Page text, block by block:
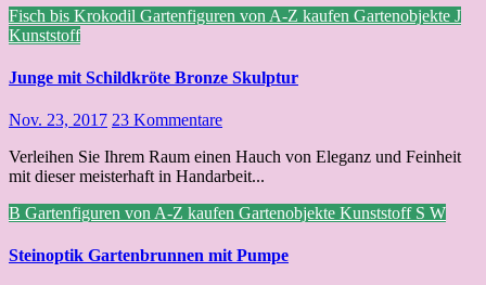
Fisch bis Krokodil Gartenfiguren von A-Z kaufen Gartenobjekte J
Kunststoff
Junge mit Schildkröte Bronze Skulptur
Nov. 23, 2017 23 Kommentare
Verleihen Sie Ihrem Raum einen Hauch von Eleganz und Feinheit
mit dieser meisterhaft in Handarbeit...
B Gartenfiguren von A-Z kaufen Gartenobjekte Kunststoff S W
Steinoptik Gartenbrunnen mit Pumpe